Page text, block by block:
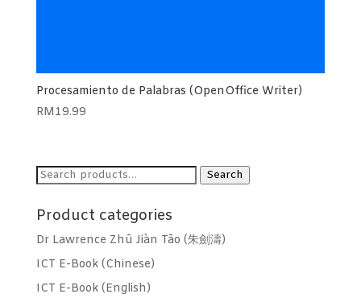
Procesamiento de Palabras (OpenOffice Writer)
RM19.99
Search
Search
Product categories
Dr Lawrence Zhū Jiàn Tāo (朱劍濤)
ICT E-Book (Chinese)
ICT E-Book (English)